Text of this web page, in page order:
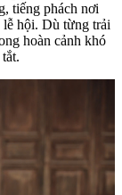
tiếng phách nơi
hội. Dù từng trải
hoàn cảnh khó